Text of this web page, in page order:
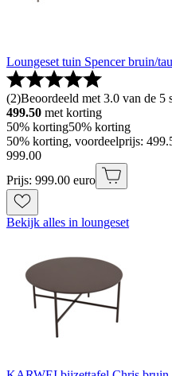
Loungeset tuin Spencer bruin/
(2)Beoordeeld met 3.0 van de 5
499.50 met korting
50% korting50% korting
50% korting, voordeelprijs:
999.00
Prijs: 999.00 euro
Bekijk alles in loungeset